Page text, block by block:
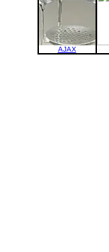
AJAX